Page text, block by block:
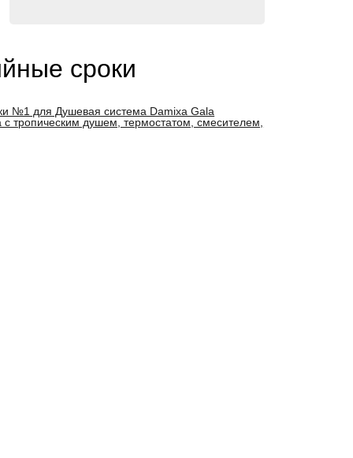
сроки
№1 для Душевая система Damixa Gala
с тропическим душем, термостатом, смесителем,